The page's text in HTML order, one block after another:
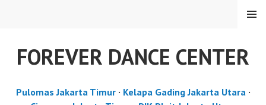
FOREVER DANCE CENTER
MENU
Pulomas Jakarta Timur· Kelapa Gading Jakarta Utara·